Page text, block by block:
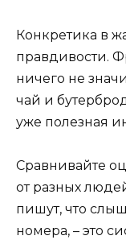
Конкретика в
правдивости.
ничего не
чай и
уже полезная
Сравнивайте
от разных
пишут, что
номера, – это